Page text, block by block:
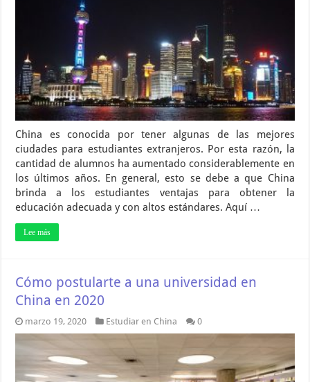
China es conocida por tener algunas de las mejores
ciudades para estudiantes extranjeros. Por esta razón, la
cantidad de alumnos ha aumentado considerablemente en
los últimos años. En general, esto se debe a que China
brinda a los estudiantes ventajas para obtener la
educación adecuada y con altos estándares. Aquí …
Lee más
Cómo postularte a una universidad en
China en 2020
marzo 19, 2020 Estudiar en China 0